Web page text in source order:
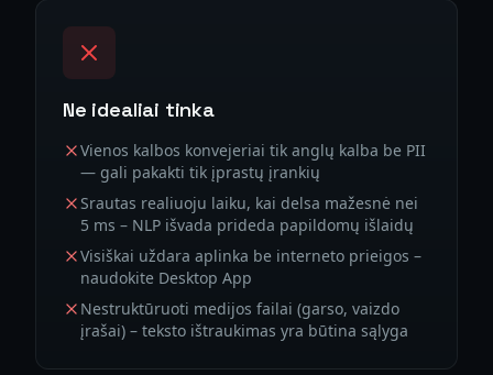
Ne idealiai tinka
Vienos kalbos konvejeriai tik anglų kalba be PII
— gali pakakti tik įprastų įrankių
Srautas realiuoju laiku, kai delsa mažesnė nei
5 ms – NLP išvada prideda papildomų išlaidų
Visiškai uždara aplinka be interneto prieigos –
naudokite Desktop App
Nestruktūruoti medijos failai (garso, vaizdo
įrašai) – teksto ištraukimas yra būtina sąlyga